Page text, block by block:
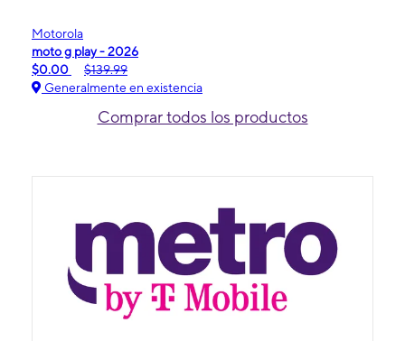
Motorola
moto g play - 2026
$0.00
$139.99
Generalmente en existencia
Comprar todos los productos